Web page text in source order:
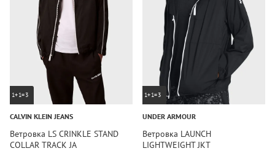
1+1=3
CALVIN KLEIN JEANS
Ветровка LS CRINKLE STAND
COLLAR TRACK JA
1+1=3
UNDER ARMOUR
Ветровка LAUNCH
LIGHTWEIGHT JKT